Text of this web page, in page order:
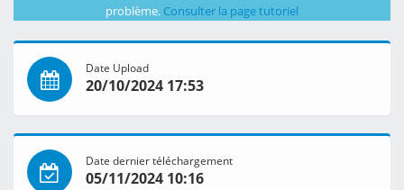
problème. Consulter la page tutoriel
Date Upload
20/10/2024 17:53
Date dernier téléchargement
05/11/2024 10:16